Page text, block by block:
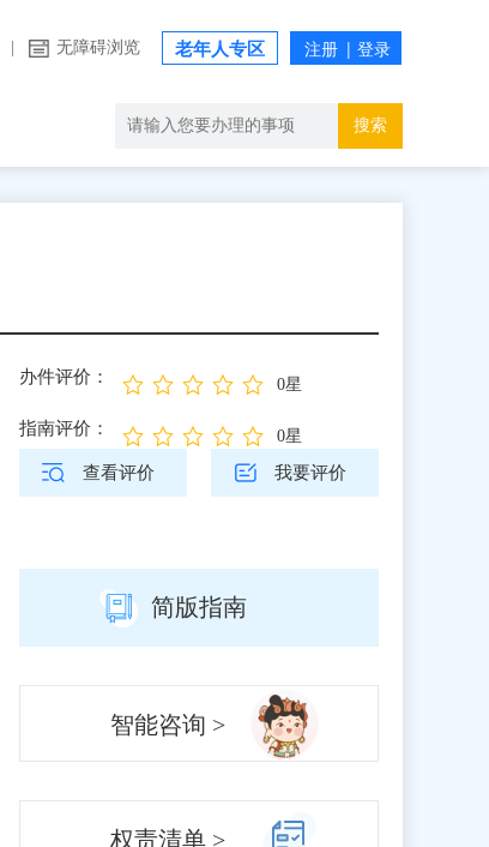
无障碍浏览 老年人专区
搜索
办件评价： 0星
指南评价： 0星
查看评价 我要评价
简版指南
智能咨询 >
权责清单 >